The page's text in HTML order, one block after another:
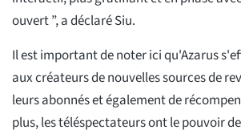
ouvert ”, a déclaré Siu.
Il est important de noter ici qu'Azarus
aux créateurs de nouvelles sources de
leurs abonnés et également de
plus, les téléspectateurs ont le pouvoir